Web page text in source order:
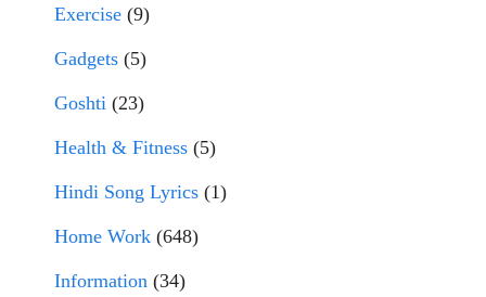
Exercise (9)
Gadgets (5)
Goshti (23)
Health & Fitness (5)
Hindi Song Lyrics (1)
Home Work (648)
Information (34)